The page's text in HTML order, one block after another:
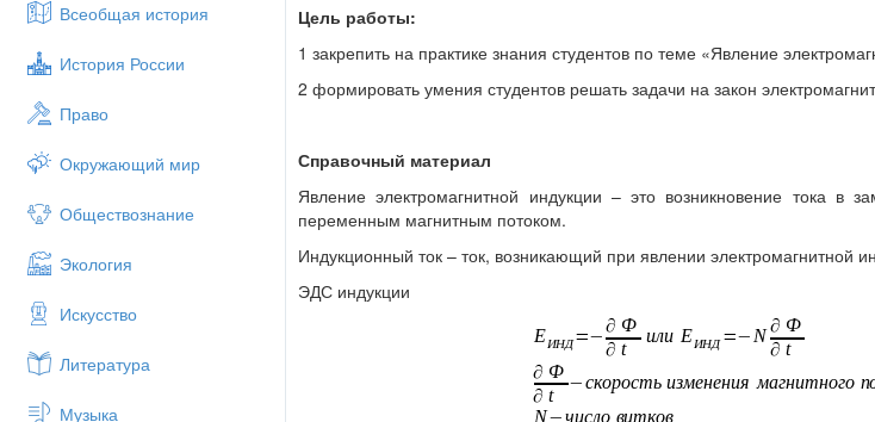
Всеобщая история
История России
Право
Окружающий мир
Обществознание
Экология
Искусство
Литература
Музыка
Цель работы:
1 закрепить на практике знания студентов по теме «Явление
2 формировать умения студентов решать задачи на закон
Справочный материал
Явление электромагнитной индукции – это возникновение тока в
переменным магнитным потоком.
Индукционный ток – ток, возникающий при явлении электромагнитной
ЭДС индукции